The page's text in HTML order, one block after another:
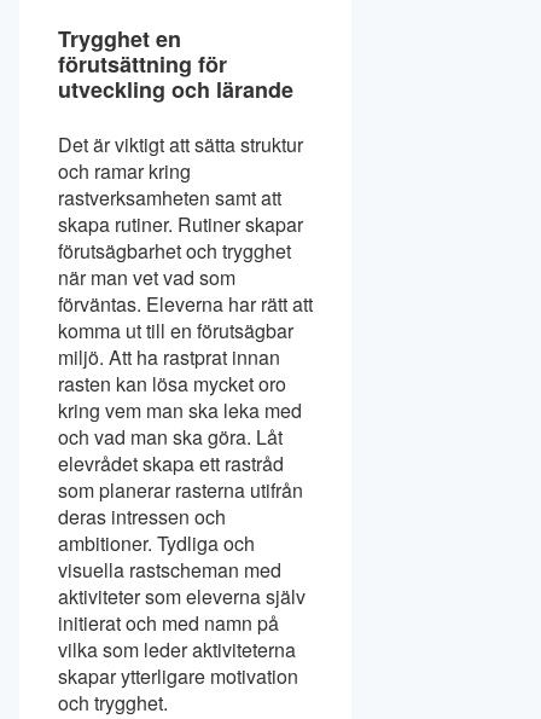
Trygghet en
förutsättning för
utveckling och lärande
Det är viktigt att sätta struktur
och ramar kring
rastverksamheten samt att
skapa rutiner. Rutiner skapar
förutsägbarhet och trygghet
när man vet vad som
förväntas. Eleverna har rätt att
komma ut till en förutsägbar
miljö. Att ha rastprat innan
rasten kan lösa mycket oro
kring vem man ska leka med
och vad man ska göra. Låt
elevrådet skapa ett rastråd
som planerar rasterna utifrån
deras intressen och
ambitioner. Tydliga och
visuella rastscheman med
aktiviteter som eleverna själv
initierat och med namn på
vilka som leder aktiviteterna
skapar ytterligare motivation
och trygghet.